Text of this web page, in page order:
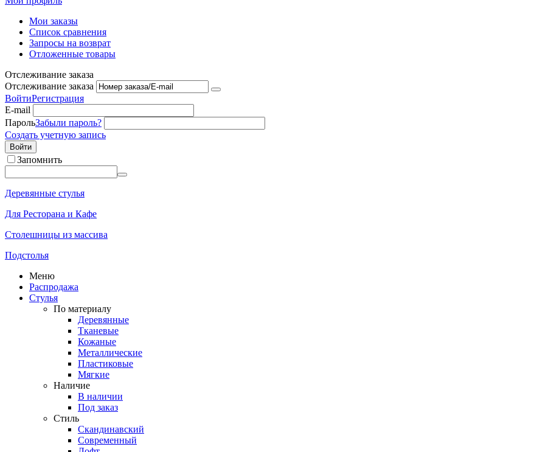
Мои заказы
Список сравнения
Запросы на возврат
Отложенные товары
Отслеживание заказа
Отслеживание заказа
ВойтиРегистрация
E-mail
ПарольЗабыли пароль?
Создать учетную запись
Войти
Запомнить
Деревянные стулья
Для Ресторана и Кафе
Столешницы из массива
Подстолья
Меню
Распродажа
Стулья
По материалу
Деревянные
Тканевые
Кожаные
Металлические
Пластиковые
Мягкие
Наличие
В наличии
Под заказ
Стиль
Скандинавский
Современный